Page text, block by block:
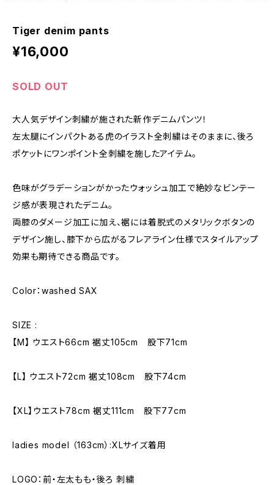
Tiger denim pants
¥16,000
SOLD OUT
大人気デザイン刺繍が施された新作デニムパンツ！
左太腿にインパクトある虎のイラスト全刺繍はそのままに、後ろ
ポケットにワンポイント全刺繍を施したアイテム。
色味がグラデーションがかったウォッシュ加工で絶妙なビンテー
ジ感が表現されたデニム。
両膝のダメージ加工に加え、裾には着脱式のメタリックボタンの
デザイン施し、膝下から広がるフレアライン仕様でスタイルアップ
効果も期待できる商品です。
Color：washed SAX
SIZE :
【M】 ウエスト66cm 裾丈105cm 股下71cm
【L】 ウエスト72cm 裾丈108cm 股下74cm
【XL】ウエスト78cm 裾丈111cm 股下77cm
ladies model （163cm）:XLサイズ着用
LOGO：前・左太もも・後ろ 刺繍